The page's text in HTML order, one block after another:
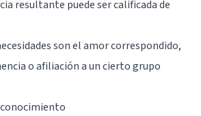
resultante puede ser calificada de
son elamor correspondido,
o afiliación a un cierto grupo